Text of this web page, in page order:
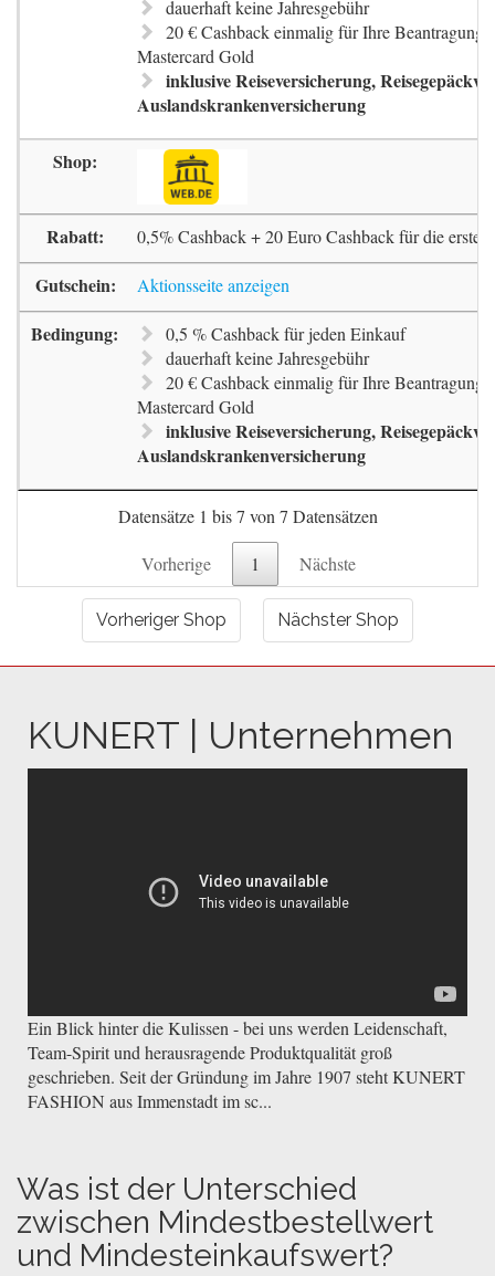
dauerhaft keine Jahresgebühr
20 € Cashback einmalig für Ihre Beantragung
Mastercard Gold
inklusive Reiseversicherung,
Auslandskrankenversicherung
0,5% Cashback + 20 Euro Cashback für die erste
Aktionsseite anzeigen
0,5 % Cashback für jeden Einkauf
dauerhaft keine Jahresgebühr
20 € Cashback einmalig für Ihre Beantragung
Mastercard Gold
inklusive Reiseversicherung,
Auslandskrankenversicherung
Datensätze 1 bis 7 von 7 Datensätzen
Vorherige 1 Nächste
Vorheriger Shop Nächster Shop
KUNERT | Unternehmen
Ein Blick hinter die Kulissen - bei uns werden Leidenschaft,
Team-Spirit und herausragende Produktqualität groß
geschrieben. Seit der Gründung im Jahre 1907 steht KUNERT
FASHION aus Immenstadt im sc...
Was ist der Unterschied
zwischen Mindestbestellwert
und Mindesteinkaufswert?